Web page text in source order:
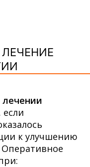
лечении
к улучшению
Оперативное